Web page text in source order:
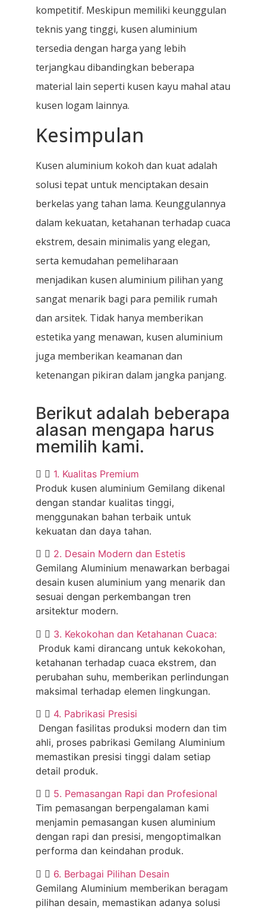
kompetitif. Meskipun memiliki keunggulan
teknis yang tinggi, kusen aluminium
tersedia dengan harga yang lebih
terjangkau dibandingkan beberapa
material lain seperti kusen kayu mahal atau
kusen logam lainnya.
Kesimpulan
Kusen aluminium kokoh dan kuat adalah
solusi tepat untuk menciptakan desain
berkelas yang tahan lama. Keunggulannya
dalam kekuatan, ketahanan terhadap cuaca
ekstrem, desain minimalis yang elegan,
serta kemudahan pemeliharaan
menjadikan kusen aluminium pilihan yang
sangat menarik bagi para pemilik rumah
dan arsitek. Tidak hanya memberikan
estetika yang menawan, kusen aluminium
juga memberikan keamanan dan
ketenangan pikiran dalam jangka panjang.
Berikut adalah beberapa
alasan mengapa harus
memilih kami.
1. Kualitas Premium
Produk kusen aluminium Gemilang dikenal
dengan standar kualitas tinggi,
menggunakan bahan terbaik untuk
kekuatan dan daya tahan.
2. Desain Modern dan Estetis
Gemilang Aluminium menawarkan berbagai
desain kusen aluminium yang menarik dan
sesuai dengan perkembangan tren
arsitektur modern.
3. Kekokohan dan Ketahanan Cuaca:
Produk kami dirancang untuk kekokohan,
ketahanan terhadap cuaca ekstrem, dan
perubahan suhu, memberikan perlindungan
maksimal terhadap elemen lingkungan.
4. Pabrikasi Presisi
Dengan fasilitas produksi modern dan tim
ahli, proses pabrikasi Gemilang Aluminium
memastikan presisi tinggi dalam setiap
detail produk.
5. Pemasangan Rapi dan Profesional
Tim pemasangan berpengalaman kami
menjamin pemasangan kusen aluminium
dengan rapi dan presisi, mengoptimalkan
performa dan keindahan produk.
6. Berbagai Pilihan Desain
Gemilang Aluminium memberikan beragam
pilihan desain, memastikan adanya solusi